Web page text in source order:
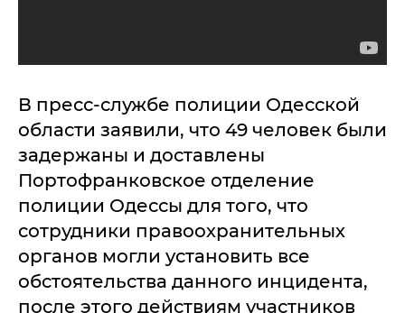
В пресс-службе полиции Одесской
области заявили, что 49 человек были
задержаны и доставлены
Портофранковское отделение
полиции Одессы для того, что
сотрудники правоохранительных
органов могли установить все
обстоятельства данного инцидента,
после этого действиям участников